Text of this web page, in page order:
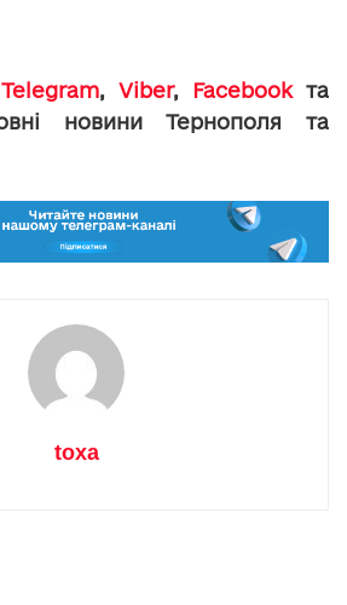
Telegram, Viber, Facebookта
новини Тернополя та
toxa